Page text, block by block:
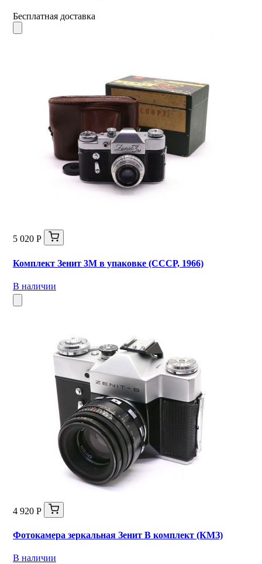
Бесплатная доставка
5 020 Р
Комплект Зенит 3М в упаковке (СССР, 1966)
В наличии
4 920 Р
Фотокамера зеркальная Зенит В комплект (КМЗ)
В наличии